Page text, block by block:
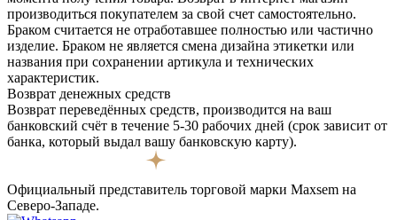
производиться покупателем за свой счет самостоятельно.
Браком считается не отработавшее полностью или частично
изделие. Браком не является смена дизайна этикетки или
названия при сохранении артикула и технических
характеристик.
Возврат денежных средств
Возврат переведённых средств, производится на ваш
банковский счёт в течение 5-30 рабочих дней (срок зависит от
банка, который выдал вашу банковскую карту).
Официальный представитель торговой марки Maxsem на
Северо-Западе.